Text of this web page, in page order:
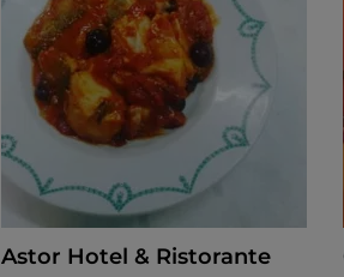
Astor Hotel & Ristorante